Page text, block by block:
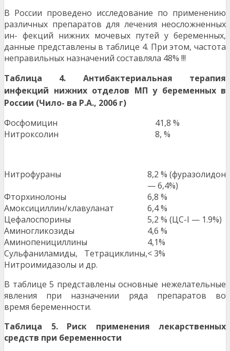
В России проведено исследование по применению
различных препаратов для лечения неосложненных
ин- фекций нижних мочевых путей у беременных,
данные представлены в таблице 4. При этом, частота
неправильных назначений составляла 48% !!!
Таблица 4. Антибактериальная терапия
инфекций нижних отделов МП у беременных в
России (Чило- ва Р.А., 2006 г)
Фосфомицин
41,8 %
Нитроксолин
8, %
Нитрофураны
8,2 % (фуразолидон
— 6,4%)
Фторхинолоны
6,8 %
Амоксициллин/клавуланат
6,4 %
Цефалоспорины
5,2 % (ЦС-I — 1.9%)
Аминогликозиды
4,6 %
Аминопенициллины
4,1%
Сульфаниламиды, Тетрациклины,
Нитроимидазолы и др.
< 3%
В таблице 5 представлены основные нежелательные
явления при назначении ряда препаратов во
время беременности.
Таблица 5. Риск применения лекарственных
средств при беременности